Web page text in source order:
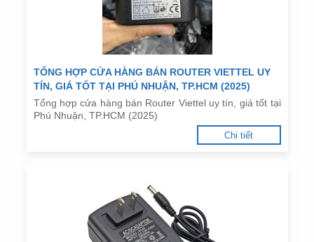
TỔNG HỢP CỬA HÀNG BÁN ROUTER VIETTEL UY
TÍN, GIÁ TỐT TẠI PHÚ NHUẬN, TP.HCM (2025)
Tổng hợp cửa hàng bán Router Viettel uy tín, giá tốt tại
Phú Nhuận, TP.HCM (2025)
Chi tiết